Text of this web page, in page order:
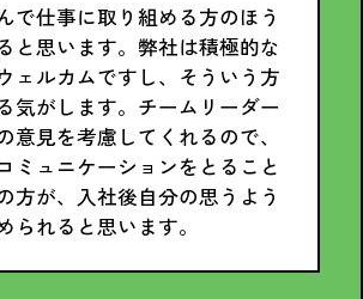
で仕事に取り組める方のほう
と思います。弊社は積極的な
ェルカムですし、そういう方
気がします。チームリーダー
意見を考慮してくれるので、
ミュニケーションをとること
方が、入社後自分の思うよう
られると思います。